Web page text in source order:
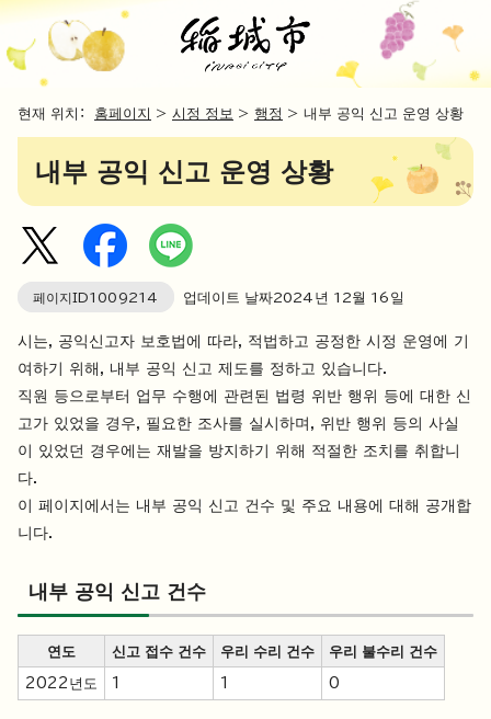
현재 위치： 홈페이지 > 시정 정보 > 행정 > 내부 공익 신고 운영 상황
내부 공익 신고 운영 상황
페이지ID1009214 업데이트 날짜2024 년 12월 16 일
시는, 공익신고자 보호법에 따라, 적법하고 공정한 시정 운영에 기
여하기 위해, 내부 공익 신고 제도를 정하고 있습니다.
직원 등으로부터 업무 수행에 관련된 법령 위반 행위 등에 대한 신
고가 있었을 경우, 필요한 조사를 실시하며, 위반 행위 등의 사실
이 있었던 경우에는 재발을 방지하기 위해 적절한 조치를 취합니
다.
이 페이지에서는 내부 공익 신고 건수 및 주요 내용에 대해 공개합
니다.
내부 공익 신고 건수
연도 신고 접수 건수 우리 수리 건수 우리 불수리 건수
2022년도 1 1 0